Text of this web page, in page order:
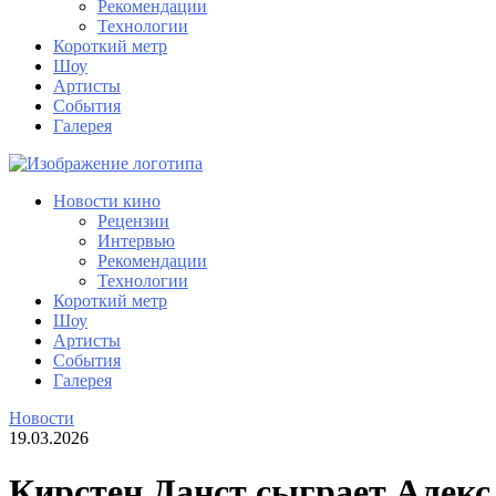
Рекомендации
Технологии
Короткий метр
Шоу
Артисты
События
Галерея
Новости кино
Рецензии
Интервью
Рекомендации
Технологии
Короткий метр
Шоу
Артисты
События
Галерея
Новости
19.03.2026